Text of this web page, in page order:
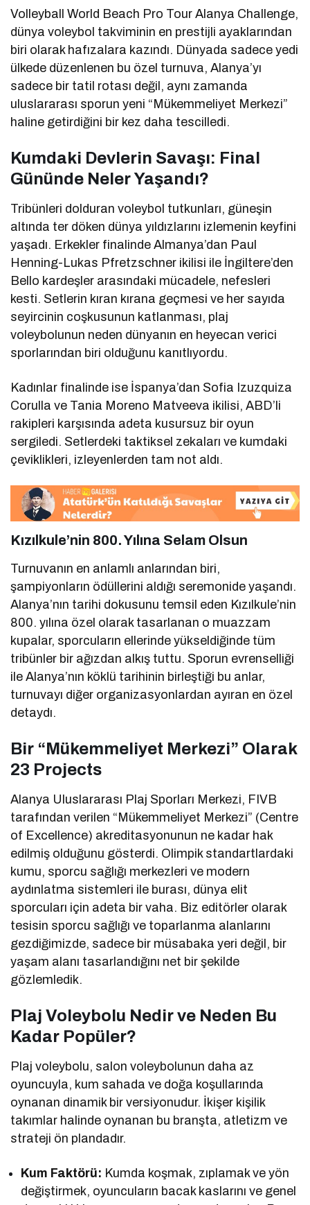
Volleyball World Beach Pro Tour Alanya Challenge,
dünya voleybol takviminin en prestijli ayaklarından
biri olarak hafızalara kazındı. Dünyada sadece yedi
ülkede düzenlenen bu özel turnuva, Alanya’yı
sadece bir tatil rotası değil, aynı zamanda
uluslararası sporun yeni “Mükemmeliyet Merkezi”
haline getirdiğini bir kez daha tescilledi.
Kumdaki Devlerin Savaşı: Final
Gününde Neler Yaşandı?
Tribünleri dolduran voleybol tutkunları, güneşin
altında ter döken dünya yıldızlarını izlemenin keyfini
yaşadı. Erkekler finalinde Almanya’dan Paul
Henning-Lukas Pfretzschner ikilisi ile İngiltere’den
Bello kardeşler arasındaki mücadele, nefesleri
kesti. Setlerin kıran kırana geçmesi ve her sayıda
seyircinin coşkusunun katlanması, plaj
voleybolunun neden dünyanın en heyecan verici
sporlarından biri olduğunu kanıtlıyordu.
Kadınlar finalinde ise İspanya’dan Sofia Izuzquiza
Corulla ve Tania Moreno Matveeva ikilisi, ABD’li
rakipleri karşısında adeta kusursuz bir oyun
sergiledi. Setlerdeki taktiksel zekaları ve kumdaki
çeviklikleri, izleyenlerden tam not aldı.
Kızılkule’nin 800. Yılına Selam Olsun
Turnuvanın en anlamlı anlarından biri,
şampiyonların ödüllerini aldığı seremonide yaşandı.
Alanya’nın tarihi dokusunu temsil eden Kızılkule’nin
800. yılına özel olarak tasarlanan o muazzam
kupalar, sporcuların ellerinde yükseldiğinde tüm
tribünler bir ağızdan alkış tuttu. Sporun evrenselliği
ile Alanya’nın köklü tarihinin birleştiği bu anlar,
turnuvayı diğer organizasyonlardan ayıran en özel
detaydı.
Bir “Mükemmeliyet Merkezi” Olarak
23 Projects
Alanya Uluslararası Plaj Sporları Merkezi, FIVB
tarafından verilen “Mükemmeliyet Merkezi” (Centre
of Excellence) akreditasyonunun ne kadar hak
edilmiş olduğunu gösterdi. Olimpik standartlardaki
kumu, sporcu sağlığı merkezleri ve modern
aydınlatma sistemleri ile burası, dünya elit
sporcuları için adeta bir vaha. Biz editörler olarak
tesisin sporcu sağlığı ve toparlanma alanlarını
gezdiğimizde, sadece bir müsabaka yeri değil, bir
yaşam alanı tasarlandığını net bir şekilde
gözlemledik.
Plaj Voleybolu Nedir ve Neden Bu
Kadar Popüler?
Plaj voleybolu, salon voleybolunun daha az
oyuncuyla, kum sahada ve doğa koşullarında
oynanan dinamik bir versiyonudur. İkişer kişilik
takımlar halinde oynanan bu branşta, atletizm ve
strateji ön plandadır.
Kum Faktörü: Kumda koşmak, zıplamak ve yön
değiştirmek, oyuncuların bacak kaslarını ve genel